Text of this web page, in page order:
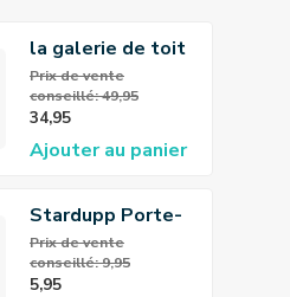
la galerie de toit
Stardupp
Prix ​​de vente
conseillé: 49,95
34,95
Ajouter au panier
Stardupp Porte-
pagaie
Prix ​​de vente
conseillé: 9,95
5,95